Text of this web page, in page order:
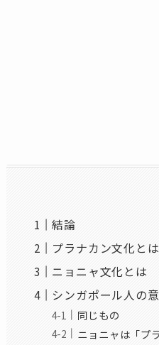
結論
プラナカン文化とは
ニョニャ文化とは
シンガポール人の
同じもの
ニョニャは「プ